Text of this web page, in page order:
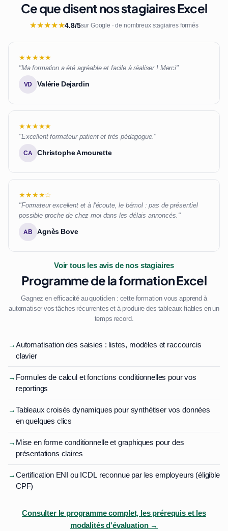
Ce que disent nos stagiaires Excel
★★★★★4.8/5sur Google · de nombreux stagiaires formés
★★★★★
"Ma formation a été agréable et facile à réaliser ! Merci"
VD Valérie Dejardin
★★★★★
"Excellent formateur patient et très pédagogue."
CA Christophe Amourette
★★★★☆
"Formateur excellent et à l'écoute, le bémol : pas de présentiel
possible proche de chez moi dans les délais annoncés."
AB Agnès Bove
Voir tous les avis de nos stagiaires
Programme de la formation Excel
Gagnez en efficacité au quotidien : cette formation vous apprend à
automatiser vos tâches récurrentes et à produire des tableaux fiables en un
temps record.
→Automatisation des saisies : listes, modèles et raccourcis
clavier
→ Formules de calcul et fonctions conditionnelles pour vos
reportings
→Tableaux croisés dynamiques pour synthétiser vos données
en quelques clics
→ Mise en forme conditionnelle et graphiques pour des
présentations claires
→Certification ENI ou ICDL reconnue par les employeurs (éligible
CPF)
Consulter le programme complet, les prérequis et les
modalités d'évaluation →